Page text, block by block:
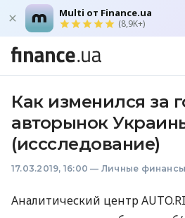
Multi от Finance.ua
(8,9K+)
Как изменился за
авторынок
(иссследование)
17.03.2019, 16:00 — Личные финансы
Аналитический центрAUTO